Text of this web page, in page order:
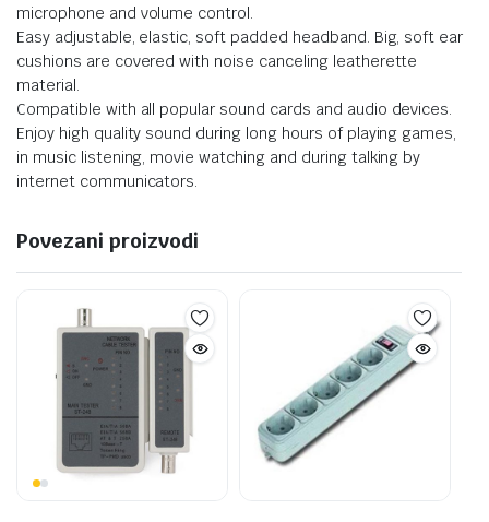
microphone and volume control.
Easy adjustable, elastic, soft padded headband. Big, soft ear
cushions are covered with noise canceling leatherette
material.
Compatible with all popular sound cards and audio devices.
Enjoy high quality sound during long hours of playing games,
in music listening, movie watching and during talking by
internet communicators.
Povezani proizvodi